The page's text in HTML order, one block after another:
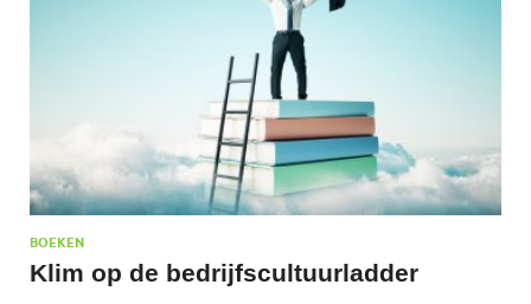
BOEKEN
Klim op de bedrijfscultuurladder